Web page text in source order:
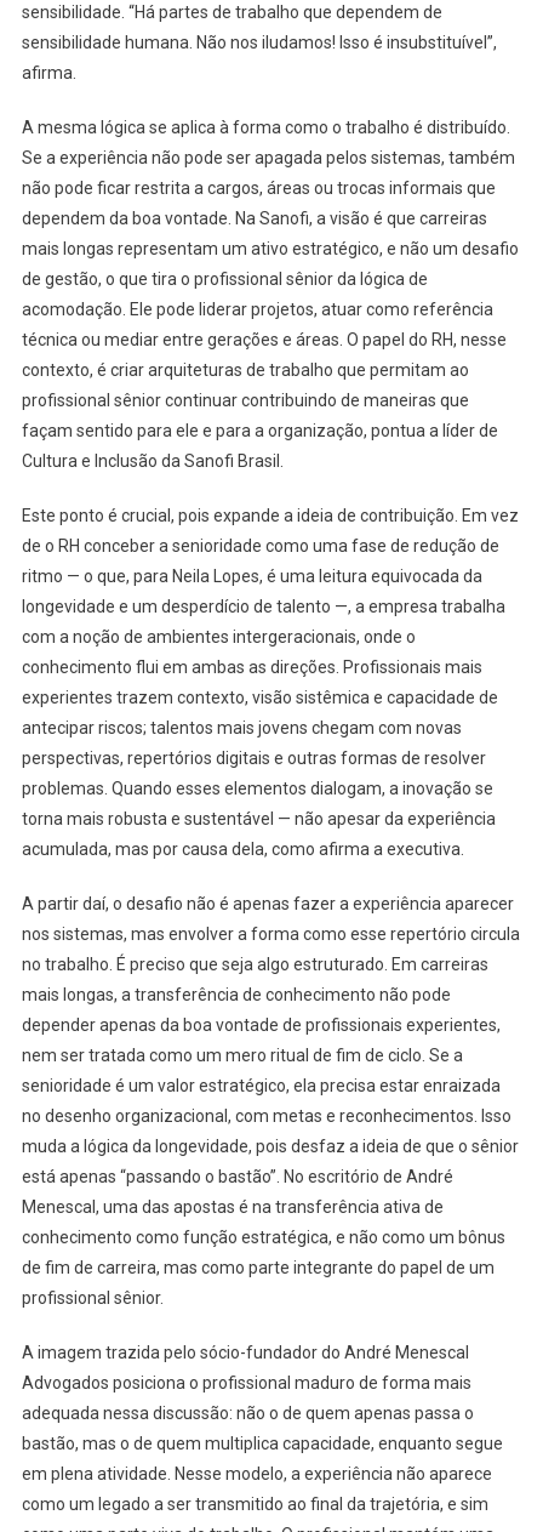
sensibilidade. “Há partes de trabalho que dependem de
sensibilidade humana. Não nos iludamos! Isso é insubstituível”,
afirma.
A mesma lógica se aplica à forma como o trabalho é distribuído.
Se a experiência não pode ser apagada pelos sistemas, também
não pode ficar restrita a cargos, áreas ou trocas informais que
dependem da boa vontade. Na Sanofi, a visão é que carreiras
mais longas representam um ativo estratégico, e não um desafio
de gestão, o que tira o profissional sênior da lógica de
acomodação. Ele pode liderar projetos, atuar como referência
técnica ou mediar entre gerações e áreas. O papel do RH, nesse
contexto, é criar arquiteturas de trabalho que permitam ao
profissional sênior continuar contribuindo de maneiras que
façam sentido para ele e para a organização, pontua a líder de
Cultura e Inclusão da Sanofi Brasil.
Este ponto é crucial, pois expande a ideia de contribuição. Em vez
de o RH conceber a senioridade como uma fase de redução de
ritmo — o que, para Neila Lopes, é uma leitura equivocada da
longevidade e um desperdício de talento —, a empresa trabalha
com a noção de ambientes intergeracionais, onde o
conhecimento flui em ambas as direções. Profissionais mais
experientes trazem contexto, visão sistêmica e capacidade de
antecipar riscos; talentos mais jovens chegam com novas
perspectivas, repertórios digitais e outras formas de resolver
problemas. Quando esses elementos dialogam, a inovação se
torna mais robusta e sustentável — não apesar da experiência
acumulada, mas por causa dela, como afirma a executiva.
A partir daí, o desafio não é apenas fazer a experiência aparecer
nos sistemas, mas envolver a forma como esse repertório circula
no trabalho. É preciso que seja algo estruturado. Em carreiras
mais longas, a transferência de conhecimento não pode
depender apenas da boa vontade de profissionais experientes,
nem ser tratada como um mero ritual de fim de ciclo. Se a
senioridade é um valor estratégico, ela precisa estar enraizada
no desenho organizacional, com metas e reconhecimentos. Isso
muda a lógica da longevidade, pois desfaz a ideia de que o sênior
está apenas “passando o bastão”. No escritório de André
Menescal, uma das apostas é na transferência ativa de
conhecimento como função estratégica, e não como um bônus
de fim de carreira, mas como parte integrante do papel de um
profissional sênior.
A imagem trazida pelo sócio-fundador do André Menescal
Advogados posiciona o profissional maduro de forma mais
adequada nessa discussão: não o de quem apenas passa o
bastão, mas o de quem multiplica capacidade, enquanto segue
em plena atividade. Nesse modelo, a experiência não aparece
como um legado a ser transmitido ao final da trajetória, e sim